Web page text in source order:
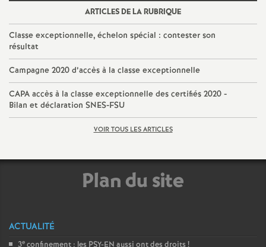
é
a
n
s
o
r
ARTICLES DE LA RUBRIQUE
Classe exceptionnelle, échelon spécial : contester son
résultat
Campagne 2020 d’accès à la classe exceptionnelle
CAPA accès à la classe exceptionnelle des certifiés 2020 -
Bilan et déclaration SNES-FSU
VOIR TOUS LES ARTICLES
Plan du site
ACTUALITÉ
e